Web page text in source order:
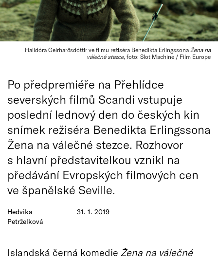
Halldóra Geirharðsdóttir ve filmu režiséra Benedikta Erlingssona Žena na
válečné stezce, foto: Slot Machine / Film Europe
Hedvika
Petrželková
31. 1. 2019
Po předpremiéře na Přehlídce
severských filmů Scandi vstupuje
poslední lednový den do českých kin
snímek režiséra Benedikta Erlingssona
Žena na válečné stezce. Rozhovor
s hlavní představitelkou vznikl na
předávání Evropských filmových cen
ve španělské Seville.
Islandská černá komedie Žena na válečné